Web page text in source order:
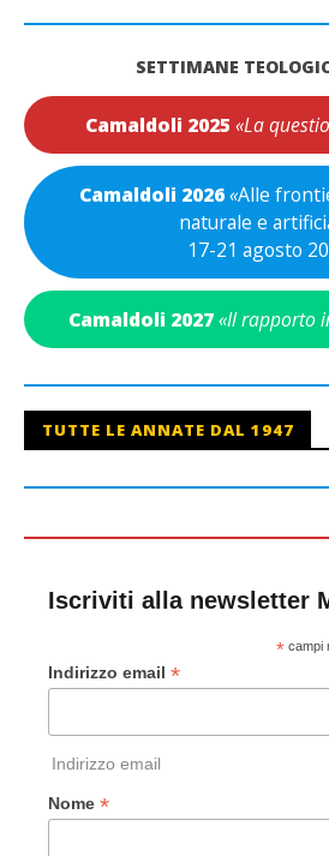
SETTIMANE
Camaldoli 2025 «La
Camaldoli 2026«Alle
naturale e
17-21 agosto
Camaldoli 2027 «Il rapporto
TUTTE LE ANNATE DAL 1947
Iscriviti alla newsletter
*campi
Indirizzo email *
Indirizzo email
Nome *